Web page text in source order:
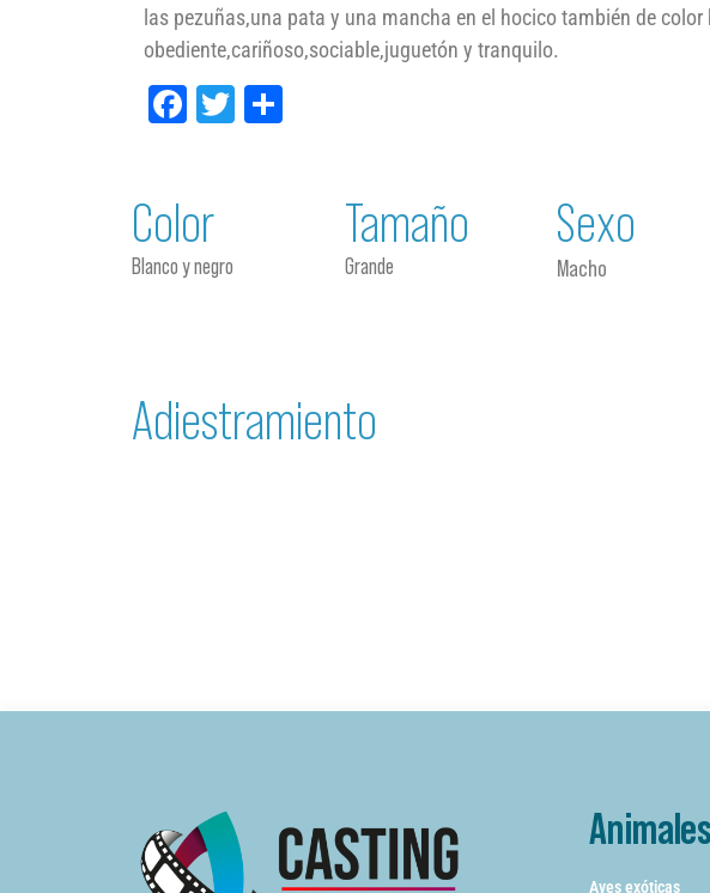
las pezuñas,una pata y una mancha en el hocico también de
obediente,cariñoso,sociable,juguetón y tranquilo.
Facebook
Twitter
Color
Blanco y negro
Tamaño
Grande
Sexo
Macho
Adiestramiento
Aves exóticas